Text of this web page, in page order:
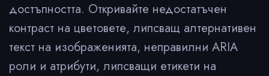
достъпността. Откривайте недостатъчен
контраст на цветовете, липсващ алтернативен
текст на изображенията, неправилни ARIA
роли и атрибути, липсващи етикети на